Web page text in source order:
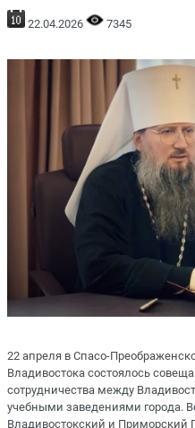
22.04.2026 7345
22 апреля в Спасо-
Владивостока состоялось
сотрудничества между
учебными заведениями города.
Владивостокский и Приморский